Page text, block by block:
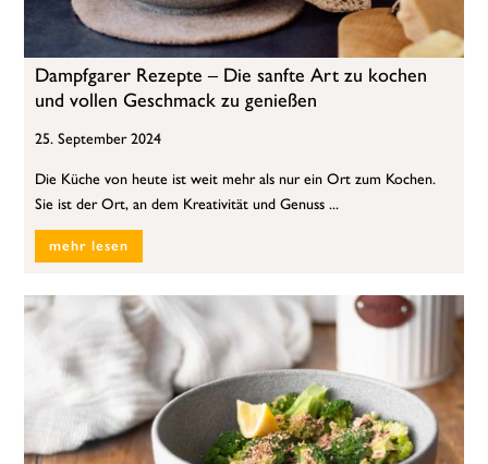
Dampfgarer Rezepte – Die sanfte Art zu kochen
und vollen Geschmack zu genießen
25. September 2024
Die Küche von heute ist weit mehr als nur ein Ort zum Kochen.
Sie ist der Ort, an dem Kreativität und Genuss ...
mehr lesen